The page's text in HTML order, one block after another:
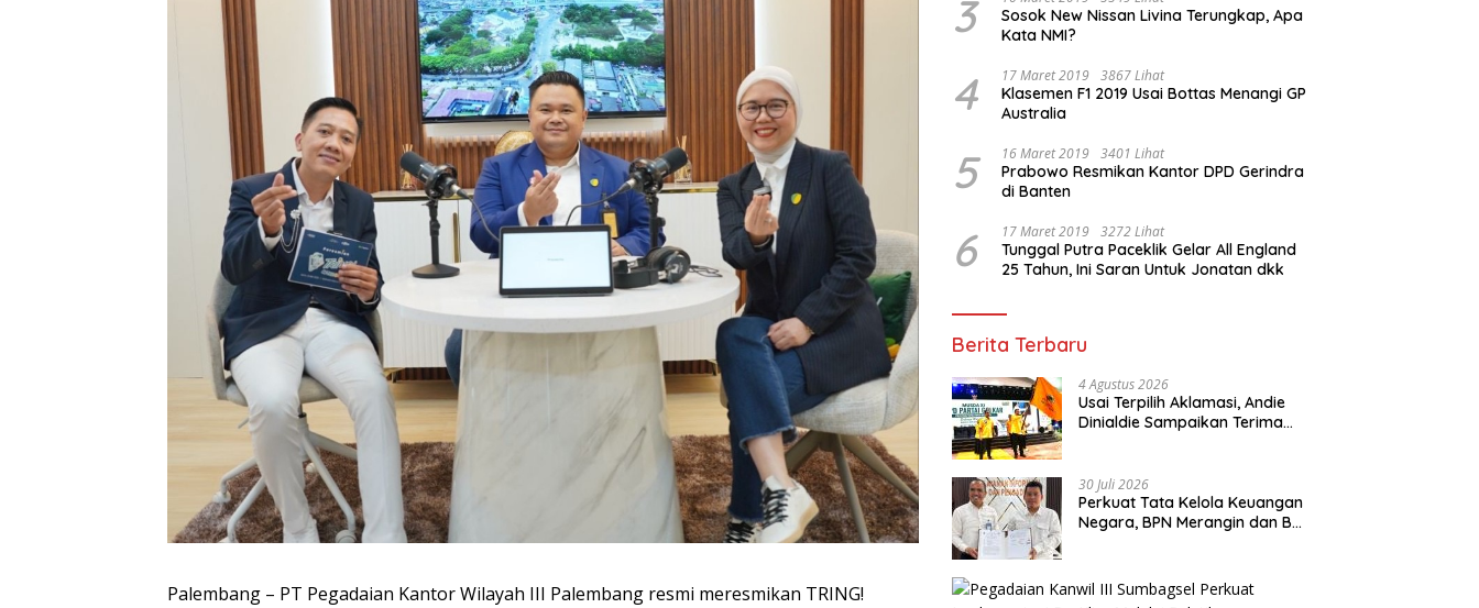
Palembang – PT Pegadaian Kantor Wilayah III Palembang resmi meresmikan TRING!
3
Sosok New Nissan Livina Terungkap, Apa
Kata NMI?
4 17 Maret 2019 3867 Lihat
Klasemen F1 2019 Usai Bottas Menangi GP
Australia
5 16 Maret 2019 3401 Lihat
Prabowo Resmikan Kantor DPD Gerindra
di Banten
6 17 Maret 2019 3272 Lihat
Tunggal Putra Paceklik Gelar All England
25 Tahun, Ini Saran Untuk Jonatan dkk
Berita Terbaru
4 Agustus 2026
Usai Terpilih Aklamasi, Andie
Dinialdie Sampaikan Terima
30 Juli 2026
Perkuat Tata Kelola Keuangan
Negara, BPN Merangin dan BRI